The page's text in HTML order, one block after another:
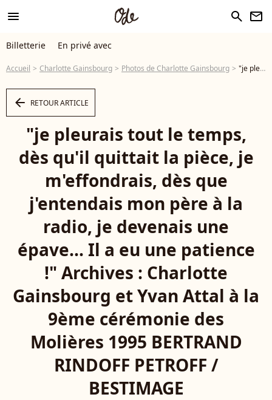
menu search newsletter
Billetterie En privé avec
Accueil Charlotte Gainsbourg Photos de Charlotte Gainsbourg "je pleurais tout le temps, dès qu'il quittait la pièce, je m'effondrais, dès que j'entendais mon père à la radio, je devenais une épave... Il a eu une patience !" Archives : Charlotte Gainsbourg et Yvan Attal à la 9ème cérémonie des Molières 1995 BERTRAND RINDOFF PETROFF / BESTIMAGE - Photo
arrow_left RETOUR ARTICLE
"je pleurais tout le temps,
dès qu'il quittait la pièce, je
m'effondrais, dès que
j'entendais mon père à la
radio, je devenais une
épave... Il a eu une patience
!" Archives : Charlotte
Gainsbourg et Yvan Attal à la
9ème cérémonie des
Molières 1995 BERTRAND
RINDOFF PETROFF /
BESTIMAGE